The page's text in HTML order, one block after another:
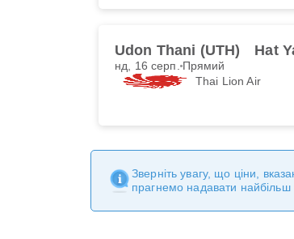
Udon Thani (UTH) Hat
нд, 16 серп. Прямий
Thai Lion Air
Зверніть увагу, що ціни,
прагнемо надавати найбільш